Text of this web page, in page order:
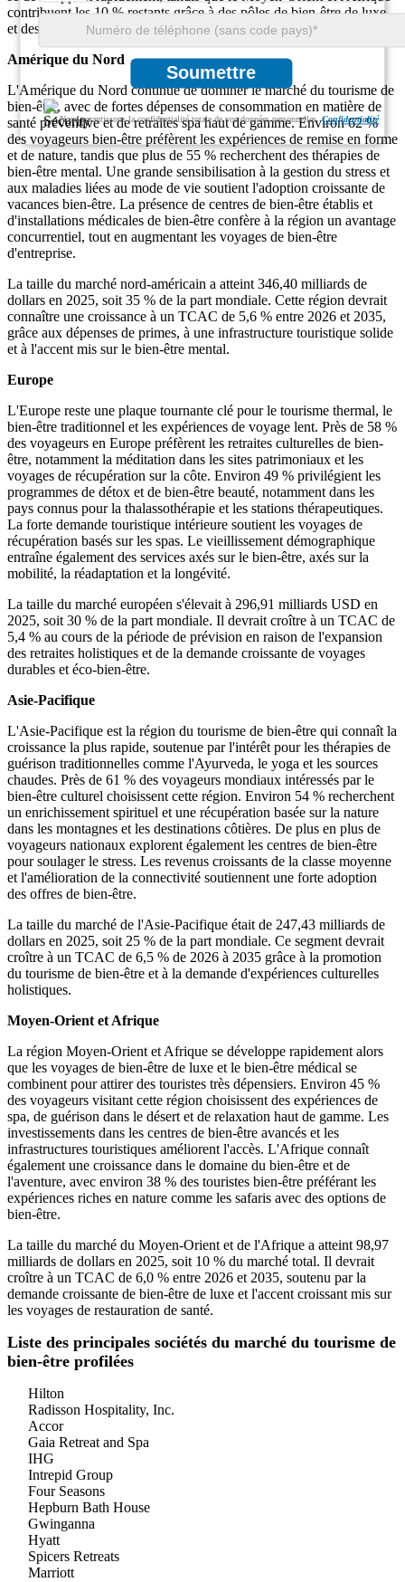
Soumettre
Nous garantissons la confidentialité totale de vos données personnelles.Confidentialité
contribuent les 10 % restants grâce à des pôles de bien-être de luxe
et des investissements croissants dans le tourisme de santé.
Amérique du Nord
L'Amérique du Nord continue de dominer le marché du tourisme de
bien-être, avec de fortes dépenses de consommation en matière de
santé préventive et de retraites spa haut de gamme. Environ 62 %
des voyageurs bien-être préfèrent les expériences de remise en forme
et de nature, tandis que plus de 55 % recherchent des thérapies de
bien-être mental. Une grande sensibilisation à la gestion du stress et
aux maladies liées au mode de vie soutient l'adoption croissante de
vacances bien-être. La présence de centres de bien-être établis et
d'installations médicales de bien-être confère à la région un avantage
concurrentiel, tout en augmentant les voyages de bien-être
d'entreprise.
La taille du marché nord-américain a atteint 346,40 milliards de
dollars en 2025, soit 35 % de la part mondiale. Cette région devrait
connaître une croissance à un TCAC de 5,6 % entre 2026 et 2035,
grâce aux dépenses de primes, à une infrastructure touristique solide
et à l'accent mis sur le bien-être mental.
Europe
L'Europe reste une plaque tournante clé pour le tourisme thermal, le
bien-être traditionnel et les expériences de voyage lent. Près de 58 %
des voyageurs en Europe préfèrent les retraites culturelles de bien-
être, notamment la méditation dans les sites patrimoniaux et les
voyages de récupération sur la côte. Environ 49 % privilégient les
programmes de détox et de bien-être beauté, notamment dans les
pays connus pour la thalassothérapie et les stations thérapeutiques.
La forte demande touristique intérieure soutient les voyages de
récupération basés sur les spas. Le vieillissement démographique
entraîne également des services axés sur le bien-être, axés sur la
mobilité, la réadaptation et la longévité.
La taille du marché européen s'élevait à 296,91 milliards USD en
2025, soit 30 % de la part mondiale. Il devrait croître à un TCAC de
5,4 % au cours de la période de prévision en raison de l'expansion
des retraites holistiques et de la demande croissante de voyages
durables et éco-bien-être.
Asie-Pacifique
L'Asie-Pacifique est la région du tourisme de bien-être qui connaît la
croissance la plus rapide, soutenue par l'intérêt pour les thérapies de
guérison traditionnelles comme l'Ayurveda, le yoga et les sources
chaudes. Près de 61 % des voyageurs mondiaux intéressés par le
bien-être culturel choisissent cette région. Environ 54 % recherchent
un enrichissement spirituel et une récupération basée sur la nature
dans les montagnes et les destinations côtières. De plus en plus de
voyageurs nationaux explorent également les centres de bien-être
pour soulager le stress. Les revenus croissants de la classe moyenne
et l'amélioration de la connectivité soutiennent une forte adoption
des offres de bien-être.
La taille du marché de l'Asie-Pacifique était de 247,43 milliards de
dollars en 2025, soit 25 % de la part mondiale. Ce segment devrait
croître à un TCAC de 6,5 % de 2026 à 2035 grâce à la promotion
du tourisme de bien-être et à la demande d'expériences culturelles
holistiques.
Moyen-Orient et Afrique
La région Moyen-Orient et Afrique se développe rapidement alors
que les voyages de bien-être de luxe et le bien-être médical se
combinent pour attirer des touristes très dépensiers. Environ 45 %
des voyageurs visitant cette région choisissent des expériences de
spa, de guérison dans le désert et de relaxation haut de gamme. Les
investissements dans les centres de bien-être avancés et les
infrastructures touristiques améliorent l'accès. L'Afrique connaît
également une croissance dans le domaine du bien-être et de
l'aventure, avec environ 38 % des touristes bien-être préférant les
expériences riches en nature comme les safaris avec des options de
bien-être.
La taille du marché du Moyen-Orient et de l'Afrique a atteint 98,97
milliards de dollars en 2025, soit 10 % du marché total. Il devrait
croître à un TCAC de 6,0 % entre 2026 et 2035, soutenu par la
demande croissante de bien-être de luxe et l'accent croissant mis sur
les voyages de restauration de santé.
Liste des principales sociétés du marché du tourisme de
bien-être profilées
Hilton
Radisson Hospitality, Inc.
Accor
Gaia Retreat and Spa
IHG
Intrepid Group
Four Seasons
Hepburn Bath House
Gwinganna
Hyatt
Spicers Retreats
Marriott